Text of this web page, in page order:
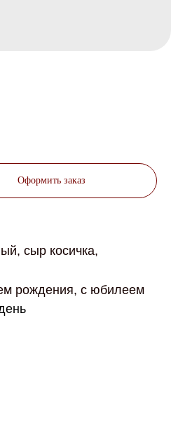
Оформить заказ
сыр косичка,
рождения, с юбилеем